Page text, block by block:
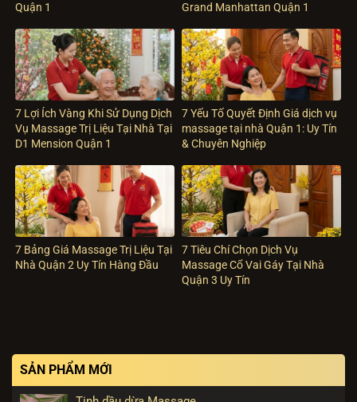
Quận 1
Grand Manhattan Quận 1
7 Lợi Ích Vàng Khi Sử Dụng Dịch
Vụ Massage Trị Liệu Tại Nhà Tại
D1 Mension Quận 1
7 Yếu Tố Quyết Định Giá dịch vụ
massage tại nhà Quận 1: Uy Tín
& Chuyên Nghiệp
7 Bảng Giá Massage Trị Liệu Tại
Nhà Quận 2 Uy Tín Hàng Đầu
7 Tiêu Chí Chọn Dịch Vụ
Massage Cổ Vai Gáy Tại Nhà
Quận 3 Uy Tín
SẢN PHẨM MỚI